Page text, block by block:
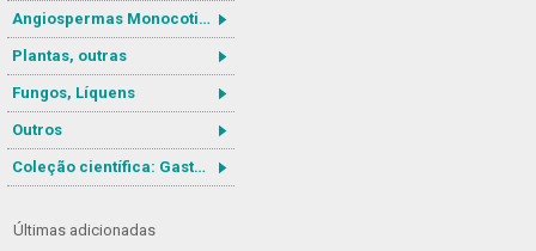
Angiospermas Monocotiledôneas
Plantas, outras
Fungos, Líquens
Outros
Coleção científica: Gastrotricha
Últimas adicionadas